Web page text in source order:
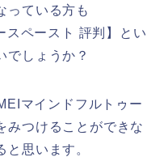
っている方も
スペースト 評判】とい
でしょうか？
マインドフルトゥー
みつけることができな
思います。